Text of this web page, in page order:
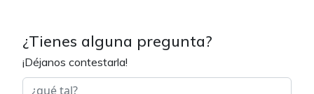
¿Tienes alguna pregunta?
¡Déjanos contestarla!